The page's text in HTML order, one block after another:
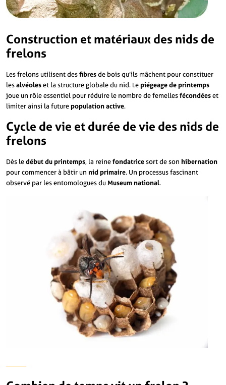
Construction et matériaux des nids de
frelons
Les frelons utilisent desfibresde bois qu’ils mâchent pour constituer
lesalvéoleset la structure globale du nid. Lepiégeage de printemps
joue un rôle essentiel pour réduire le nombre de femellesfécondéeset
limiter ainsi la futurepopulation active.
Cycle de vie et durée de vie des nids de
frelons
Dès ledébut du printemps, la reinefondatricesort de son hibernation
pour commencer à bâtir un nid primaire. Un processus fascinant
observé par les entomologues du Museum national.